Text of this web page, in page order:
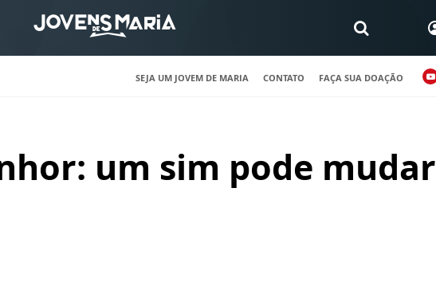
SEJA UM JOVEM DE MARIA CONTATO FAÇA SUA DOAÇÃO
um sim pode mudar